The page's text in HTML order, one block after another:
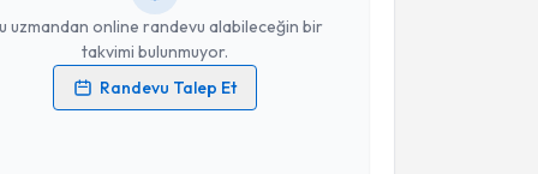
uzmandan online randevu alabileceğin bir
takvimi bulunmuyor.
Randevu Talep Et
verilerimin işlenmesine ilişkinAydınlatma Metni